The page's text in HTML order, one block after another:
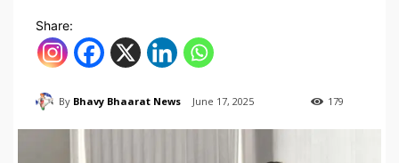
Share:
By Bhavy Bhaarat News June 17, 2025 179